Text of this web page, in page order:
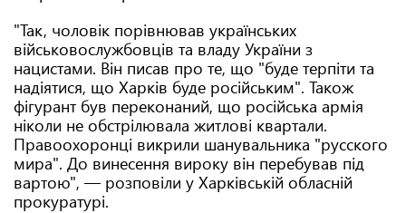
"Так, чоловік порівнював українських
військовослужбовців та владу України з
нацистами. Він писав про те, що "буде терпіти та
надіятися, що Харків буде російським". Також
фігурант був переконаний, що російська армія
ніколи не обстрілювала житлові квартали.
Правоохоронці викрили шанувальника "русского
мира". До винесення вироку він перебував під
вартою", — розповіли у Харківській обласній
прокуратурі.